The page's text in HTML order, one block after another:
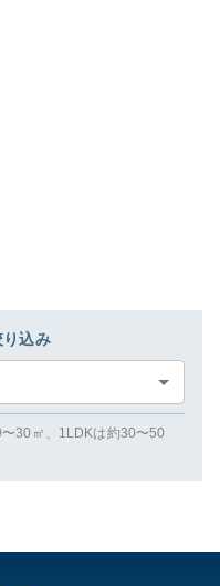
り込み
30㎡、1LDKは約30〜50